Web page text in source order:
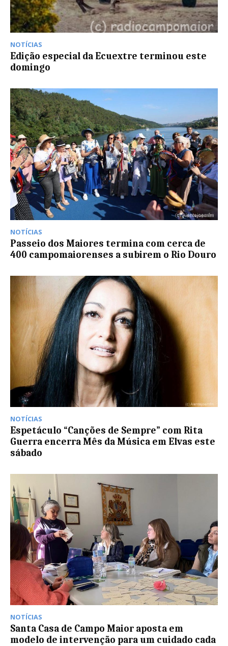
NOTÍCIAS
Edição especial da Ecuextre terminou este
domingo
NOTÍCIAS
Passeio dos Maiores termina com cerca de
400 campomaiorenses a subirem o Rio Douro
NOTÍCIAS
Espetáculo “Canções de Sempre” com Rita
Guerra encerra Mês da Música em Elvas este
sábado
NOTÍCIAS
Santa Casa de Campo Maior aposta em
modelo de intervenção para um cuidado cada